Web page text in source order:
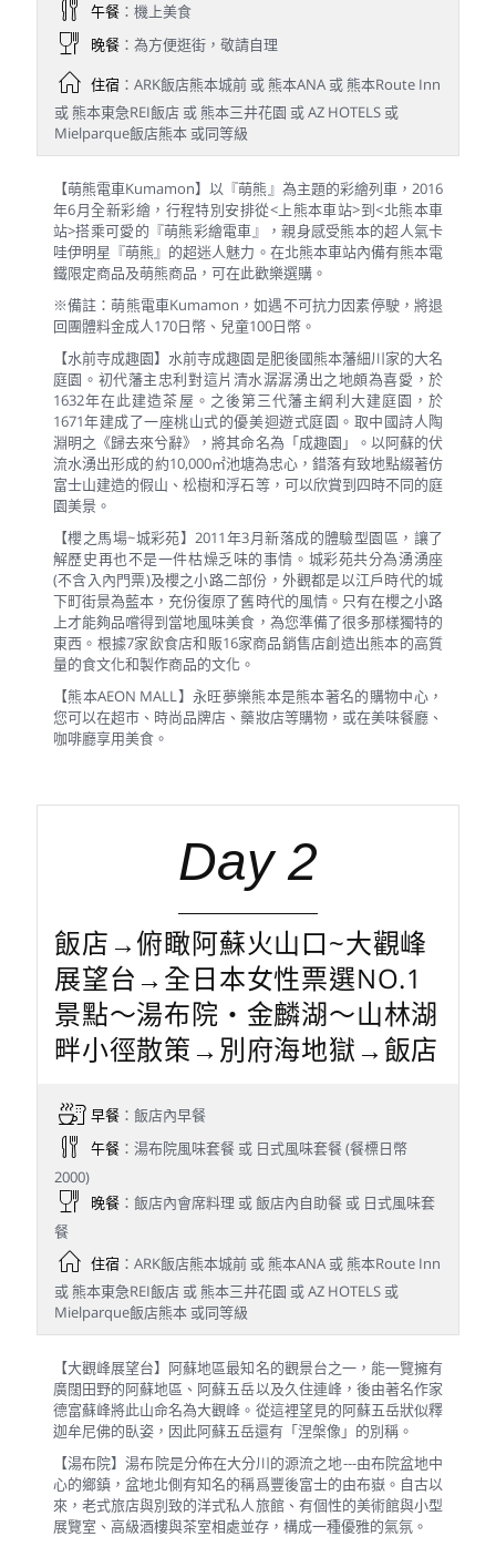
午餐：機上美食
晚餐：為方便逛街，敬請自理
住宿：ARK飯店熊本城前 或 熊本ANA 或 熊本Route Inn
或 熊本東急REI飯店 或 熊本三井花園 或 AZ HOTELS 或
Mielparque飯店熊本 或同等級
【萌熊電車Kumamon】以『萌熊』為主題的彩繪列車，2016
年6月全新彩繪，行程特別安排從<上熊本車站>到<北熊本車
站>搭乘可愛的『萌熊彩繪電車』，親身感受熊本的超人氣卡
哇伊明星『萌熊』的超迷人魅力。在北熊本車站內備有熊本電
鐵限定商品及萌熊商品，可在此歡樂選購。
※備註：萌熊電車Kumamon，如遇不可抗力因素停駛，將退
回團體料金成人170日幣、兒童100日幣。
【水前寺成趣園】水前寺成趣園是肥後國熊本藩細川家的大名
庭園。初代藩主忠利對這片清水潺潺湧出之地頗為喜愛，於
1632年在此建造茶屋。之後第三代藩主綱利大建庭園，於
1671年建成了一座桃山式的優美迴遊式庭園。取中國詩人陶
淵明之《歸去來兮辭》，將其命名為「成趣園」。以阿蘇的伏
流水湧出形成的約10,000㎡池塘為忠心，錯落有致地點綴著仿
富士山建造的假山、松樹和浮石等，可以欣賞到四時不同的庭
園美景。
【櫻之馬場~城彩苑】2011年3月新落成的體驗型園區，讓了
解歷史再也不是一件枯燥乏味的事情。城彩苑共分為湧湧座
(不含入內門票)及櫻之小路二部份，外觀都是以江戶時代的城
下町街景為藍本，充份復原了舊時代的風情。只有在櫻之小路
上才能夠品嚐得到當地風味美食，為您準備了很多那樣獨特的
東西。根據7家飲食店和販16家商品銷售店創造出熊本的高質
量的食文化和製作商品的文化。
【熊本AEON MALL】永旺夢樂熊本是熊本著名的購物中心，
您可以在超市、時尚品牌店、藥妝店等購物，或在美味餐廳、
咖啡廳享用美食。
Day 2
飯店→俯瞰阿蘇火山口~大觀峰
展望台→全日本女性票選NO.1
景點～湯布院‧金麟湖～山林湖
畔小徑散策→別府海地獄→飯店
早餐：飯店內早餐
午餐：湯布院風味套餐 或 日式風味套餐 (餐標日幣
2000)
晚餐：飯店內會席料理 或 飯店內自助餐 或 日式風味套
餐
住宿：ARK飯店熊本城前 或 熊本ANA 或 熊本Route Inn
或 熊本東急REI飯店 或 熊本三井花園 或 AZ HOTELS 或
Mielparque飯店熊本 或同等級
【大觀峰展望台】阿蘇地區最知名的觀景台之一，能一覽擁有
廣闊田野的阿蘇地區、阿蘇五岳以及久住連峰，後由著名作家
德富蘇峰將此山命名為大觀峰。從這裡望見的阿蘇五岳狀似釋
迦牟尼佛的臥姿，因此阿蘇五岳還有「涅槃像」的別稱。
【湯布院】湯布院是分佈在大分川的源流之地---由布院盆地中
心的鄉鎮，盆地北側有知名的稱爲豐後富士的由布嶽。自古以
來，老式旅店與別致的洋式私人旅館、有個性的美術館與小型
展覽室、高級酒樓與茶室相處並存，構成一種優雅的氣氛。